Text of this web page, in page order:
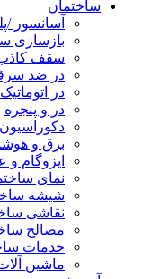
ساختمان
آسانسور /
بازسازی
سقف کاذب
در ضد
در
در و پنجره
برق و
ایزوگام و
نمای
شیشه
نقاشی
مصالح
خدمات
ماشین